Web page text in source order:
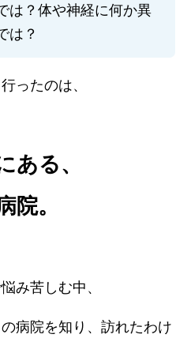
は？体や神経に何か異
は？
ったのは、
ある、
院。
み苦しむ中、
病院を知り、訪れたわけ